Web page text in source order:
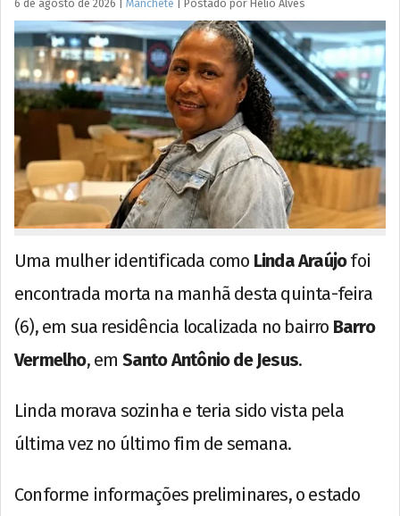
6 de agosto de 2026 Manchete Postado por Hélio Alves
Uma mulher identificada como Linda Araújofoi
encontrada morta na manhã desta quinta-feira
(6), em sua residência localizada no bairro Barro
Vermelho, em Santo Antônio de Jesus.
Linda morava sozinha e teria sido vista pela
última vez no último fim de semana.
Conforme informações preliminares, o estado